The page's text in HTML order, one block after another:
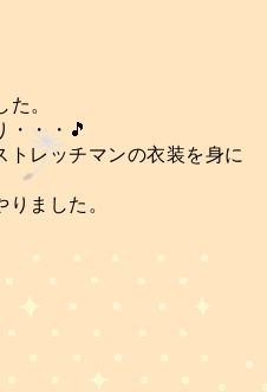
。
・・・🎵
レッチマンの衣装を身に
りました。